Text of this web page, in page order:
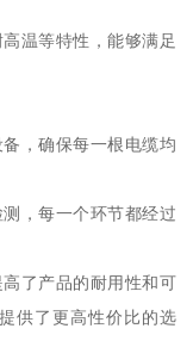
温等特性，能够满足
，确保每一根电缆均
，每一个环节都经过
了产品的耐用性和可
供了更高性价比的选